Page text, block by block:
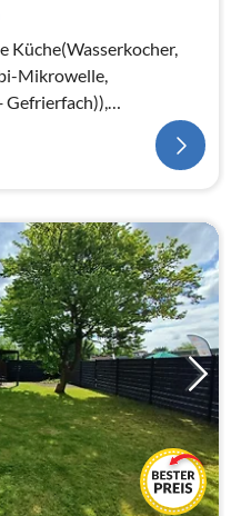
Küche(Wasserkocher,
Mikrowelle,
Gefrierfach)),
Dekokamin)